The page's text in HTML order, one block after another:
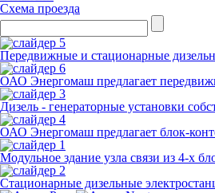
Схема проезда
Передвижные и стационарные
ОАО Энергомаш предлагает
Дизель - генераторные установки
ОАО Энергомаш предлагает блок-
Модульное здание узла связи из 4-х
Стационарные дизельные